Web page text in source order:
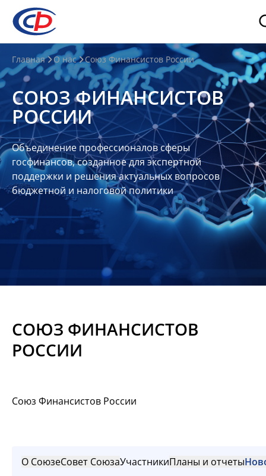
О
нас
О
СФР
Совет
Союза
Участники
Планы
отчеты
Контакты
Материалы
Главная О нас Союз Финансистов России
СОЮЗ ФИНАНСИСТОВ
РОССИИ
Объединение профессионалов сферы
госфинансов, созданное для экспертной
поддержки и решения актуальных вопросов
бюджетной и налоговой политики
СОЮЗ ФИНАНСИСТОВ
РОССИИ
Союз Финансистов России
О СоюзеСовет СоюзаУчастникиПланы и отчеты